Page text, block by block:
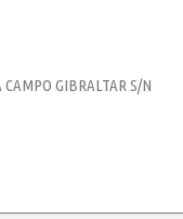
CAMPO GIBRALTAR S/N